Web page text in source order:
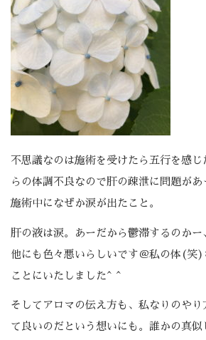
不思議なのは施術を受けたら五行を感
らの体調不良なので肝の疎泄に問題が
施術中になぜか涙が出たこと。
肝の液は涙。あーだから鬱滞するのかー
他にも色々悪いらしいです＠私の体(笑)
ことにいたしました^ ^
そしてアロマの伝え方も、私なりのやり
て良いのだという想いにも。誰かの真似